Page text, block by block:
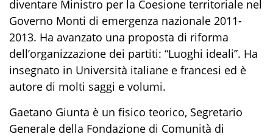
diventare Ministro per la Coesione territoriale nel
Governo Monti di emergenza nazionale 2011-
2013. Ha avanzato una proposta di riforma
dell’organizzazione dei partiti: “Luoghi ideali”. Ha
insegnato in Università italiane e francesi ed è
autore di molti saggi e volumi.
Gaetano Giunta è un fisico teorico, Segretario
Generale della Fondazione di Comunità di